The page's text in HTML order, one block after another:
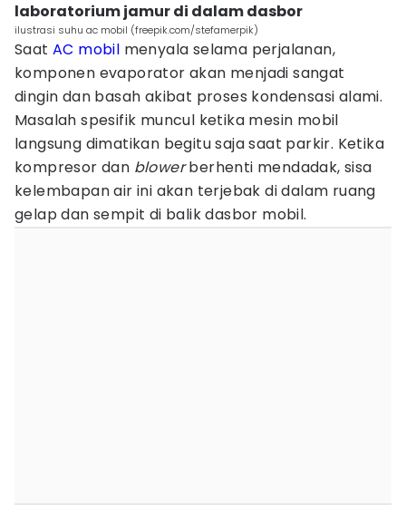
laboratorium jamur di dalam dasbor
ilustrasi suhu ac mobil (freepik.com/stefamerpik)
Saat AC mobil menyala selama perjalanan,
komponen evaporator akan menjadi sangat
dingin dan basah akibat proses kondensasi alami.
Masalah spesifik muncul ketika mesin mobil
langsung dimatikan begitu saja saat parkir. Ketika
kompresor dan blowerberhenti mendadak, sisa
kelembapan air ini akan terjebak di dalam ruang
gelap dan sempit di balik dasbor mobil.